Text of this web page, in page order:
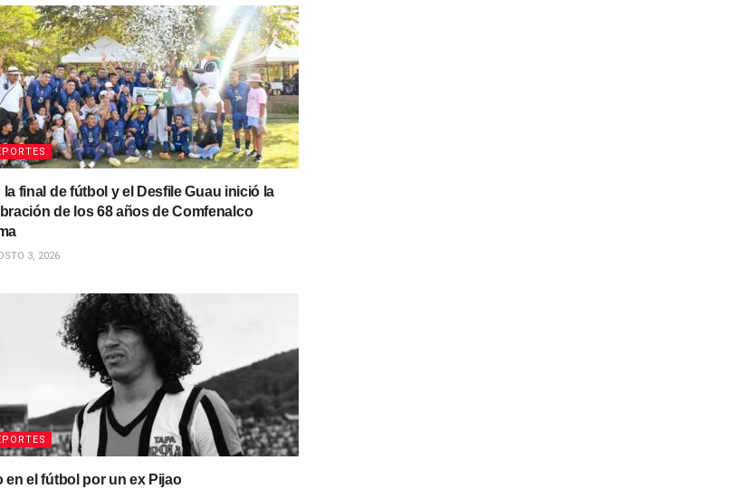
la final de fútbol y el Desfile Guau inició la
de los 68 años de Comfenalco
3, 2026
en el fútbol por un ex Pijao